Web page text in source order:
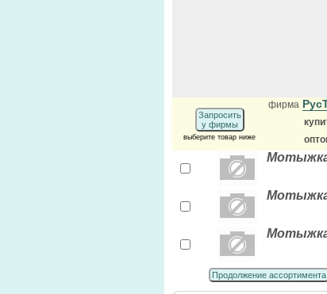
Запросить
у фирмы
выберите товар ниже
фирма
Мотыжка
Мотыжка
Мотыжка
Продолжение ассортимента